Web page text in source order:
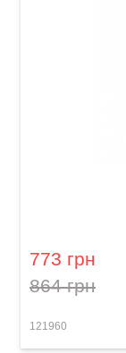
773 грн
864 грн
121960